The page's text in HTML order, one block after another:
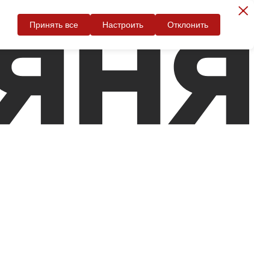
Принять все Настроить Отклонить